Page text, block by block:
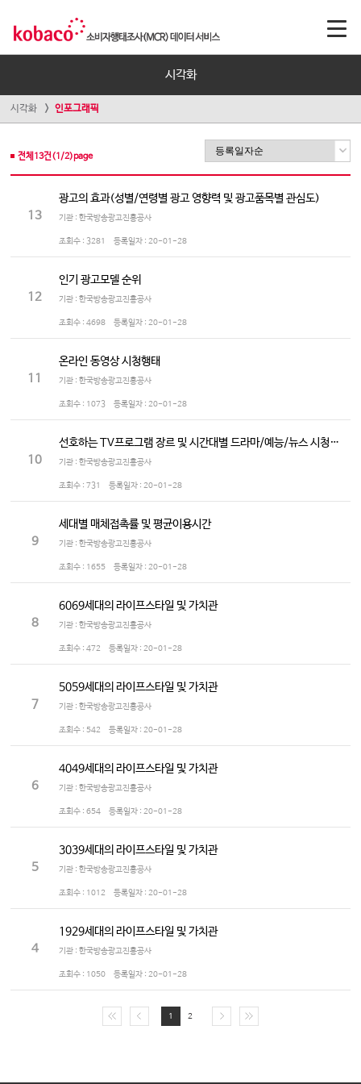
시각화
시각화 인포그래픽
전체 13건(1 /2)page
13
광고의 효과(성별/연령별 광고 영향력 및 광고품목별 관심도)
기관 : 한국방송광고진흥공사
조회수 : 3281 등록일자 : 20-01-28
12
인기 광고모델 순위
기관 : 한국방송광고진흥공사
조회수 : 4698 등록일자 : 20-01-28
11
온라인 동영상 시청행태
기관 : 한국방송광고진흥공사
조회수 : 1073 등록일자 : 20-01-28
10
선호하는 TV프로그램 장르 및 시간대별 드라마/예능/뉴스 시청정도
기관 : 한국방송광고진흥공사
조회수 : 731 등록일자 : 20-01-28
9
세대별 매체접촉률 및 평균이용시간
기관 : 한국방송광고진흥공사
조회수 : 1655 등록일자 : 20-01-28
8
6069세대의 라이프스타일 및 가치관
기관 : 한국방송광고진흥공사
조회수 : 472 등록일자 : 20-01-28
7
5059세대의 라이프스타일 및 가치관
기관 : 한국방송광고진흥공사
조회수 : 542 등록일자 : 20-01-28
6
4049세대의 라이프스타일 및 가치관
기관 : 한국방송광고진흥공사
조회수 : 654 등록일자 : 20-01-28
5
3039세대의 라이프스타일 및 가치관
기관 : 한국방송광고진흥공사
조회수 : 1012 등록일자 : 20-01-28
4
1929세대의 라이프스타일 및 가치관
기관 : 한국방송광고진흥공사
조회수 : 1050 등록일자 : 20-01-28
1 2